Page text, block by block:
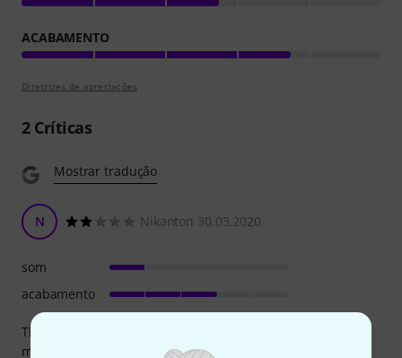
ACABAMENTO
Diretrizes de apreciações
2Críticas
Mostrar tradução
N Nikanton 30.03.2020
The built quality is good but the sound is very bad for the
money you give. I tried a lot to find the sweet spot with no
som
acabamento